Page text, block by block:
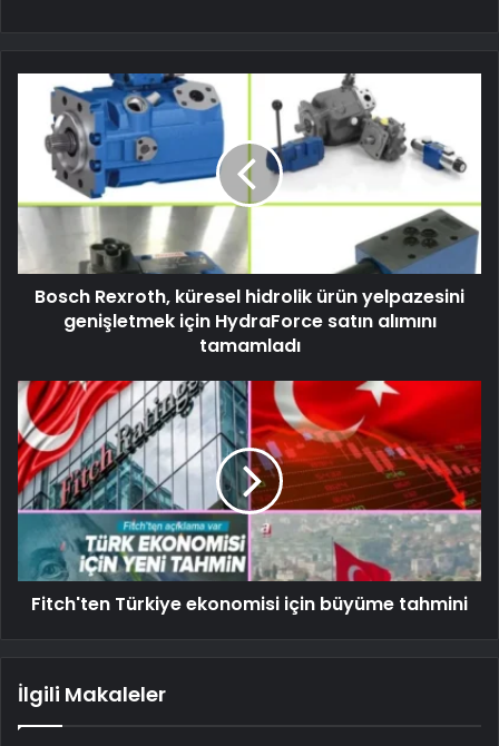
Bosch Rexroth, küresel hidrolik ürün yelpazesini
genişletmek için HydraForce satın alımını
tamamladı
Fitch'ten Türkiye ekonomisi için büyüme tahmini
İlgili Makaleler